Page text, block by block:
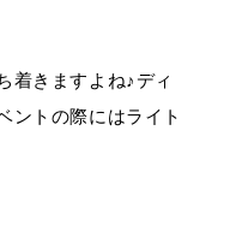
着きますよね♪ディ
ントの際にはライト